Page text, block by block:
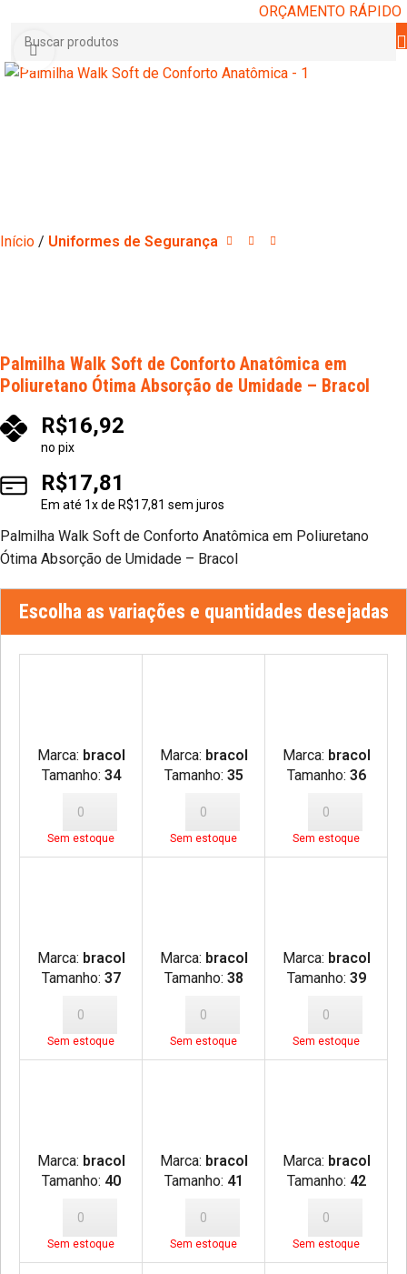
ORÇAMENTO RÁPIDO
Clique para ampliar
Início Uniformes de Segurança
Palmilha Walk Soft de Conforto Anatômica em
Poliuretano Ótima Absorção de Umidade – Bracol
R$16,92
no pix
R$17,81
Em até 1x de R$17,81 sem juros
Palmilha Walk Soft de Conforto Anatômica em Poliuretano
Ótima Absorção de Umidade – Bracol
Escolha as variações e quantidades desejadas
Marca: bracol
Tamanho: 34
Sem estoque
Marca: bracol
Tamanho: 35
Sem estoque
Marca: bracol
Tamanho: 36
Sem estoque
Marca: bracol
Tamanho: 37
Sem estoque
Marca: bracol
Tamanho: 38
Sem estoque
Marca: bracol
Tamanho: 39
Sem estoque
Marca: bracol
Tamanho: 40
Sem estoque
Marca: bracol
Tamanho: 41
Sem estoque
Marca: bracol
Tamanho: 42
Sem estoque